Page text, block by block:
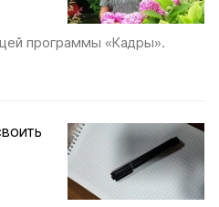
программы «Кадры».